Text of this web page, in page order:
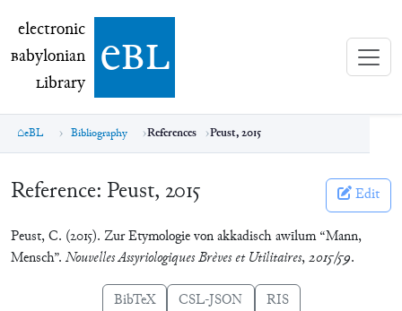
electronic Babylonian Library (eBL)
electronic
Babylonian
Library ebl
eBL Bibliography References Peust, 2015
Reference: Peust, 2015 Edit
Peust, C. (2015). Zur Etymologie von akkadisch awīlum “Mann,
Mensch”. Nouvelles Assyriologiques Brèves et Utilitaires,2015/59.
BibTeX CSL-JSON RIS